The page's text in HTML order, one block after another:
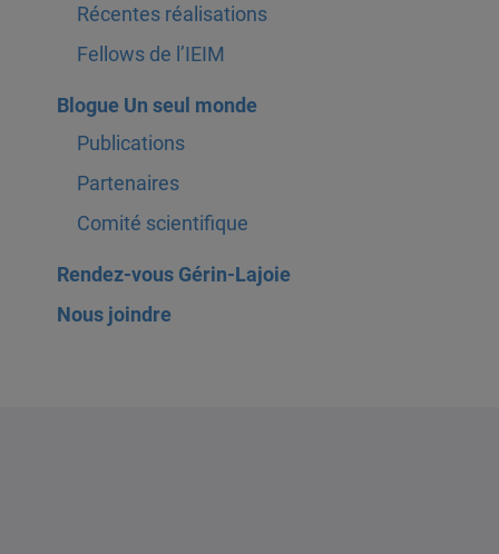
Récentes réalisations
Fellows de l’IEIM
Blogue Un seul monde
Publications
Partenaires
Comité scientifique
Rendez-vous Gérin-Lajoie
Nous joindre